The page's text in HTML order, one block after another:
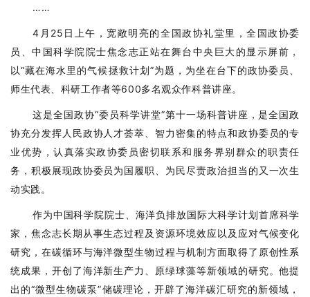
……
4月25日上午，宽敞明亮的全国政协礼堂里，全国政协委
员、中国科学院院士焦念志正站在舞台中央巨大的显示屏前，
以“藏在海水里的气候拯救计划”为题，为坐在台下的政协委员、
师生代表、科研工作者等600多名观众作科普讲座。
这是全国政协“委员科学讲堂”第十一场科普讲座，是全国政
协充分发挥人民政协人才荟萃、智力密集的特点和政协委员的专
业优势，认真落实政协委员密切联系和服务界别群众的职责任
务，积极展现政协委员为国履职、为民尽责政治担当的又一次生
动实践。
作为中国科学院院士、海洋负排放国际大科学计划首席科学
家，焦念志长期从事生态过程及资源环境效应以及应对气候变化
研究，在碳循环与海洋微型生物过程与机制方面取得了原创性系
统成果，开创了海洋新生产力、原绿球藻等新领域的研究。他提
出的“微型生物碳泵”储碳理论，开辟了海洋碳汇研究的新领域，